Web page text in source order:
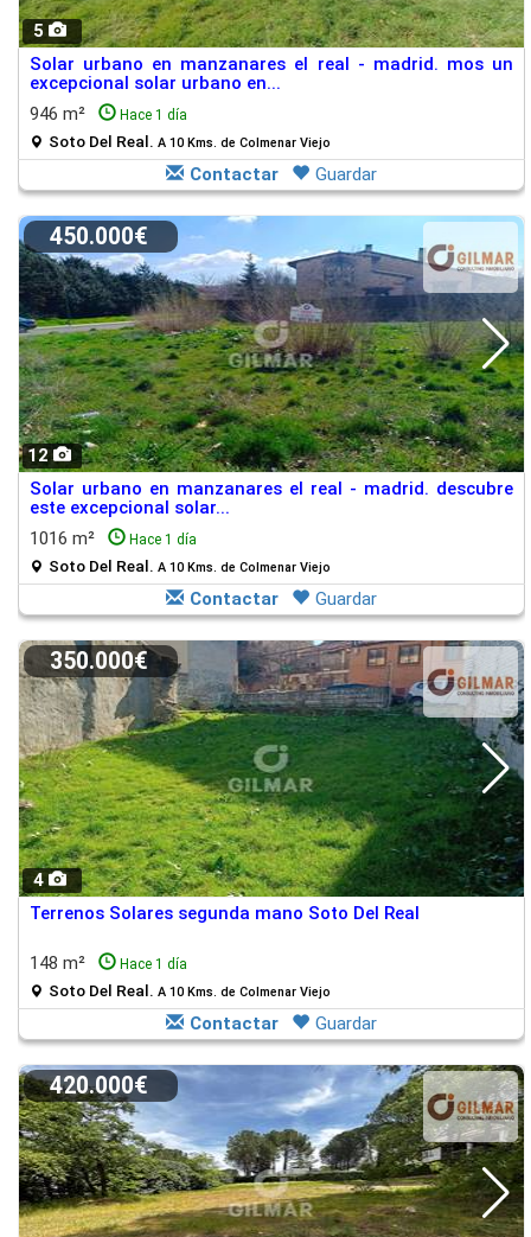
5
Solar urbano en manzanares el real - madrid. mos un
excepcional solar urbano en...
946 m²
Hace 1 día
Soto Del Real. A 10 Kms. de Colmenar Viejo
Contactar Guardar
12
450.000€
Solar urbano en manzanares el real - madrid. descubre
este excepcional solar...
1016 m²
Hace 1 día
Soto Del Real. A 10 Kms. de Colmenar Viejo
Contactar Guardar
4
350.000€
Terrenos Solares segunda mano Soto Del Real
148 m² Hace 1 día
Soto Del Real. A 10 Kms. de Colmenar Viejo
Contactar Guardar
420.000€